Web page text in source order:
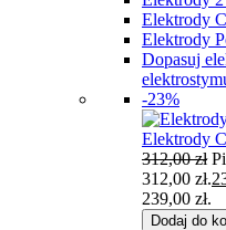
Elektrody
Elektrody
Dopasuj
-23%
Elektrody
312,00zł
312,00 zł.
239,00 zł.
Dodaj do